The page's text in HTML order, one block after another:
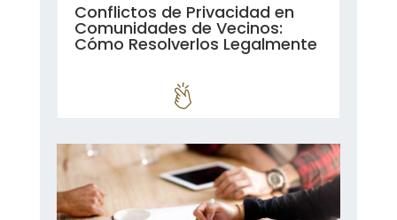
Conflictos de Privacidad en
Comunidades de Vecinos:
Cómo Resolverlos Legalmente